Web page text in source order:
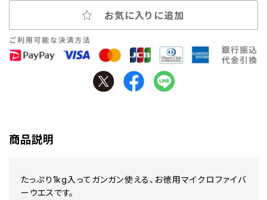
お気に入りに追加
商品説明
たっぷり1kg入ってガンガン使える、お徳用マイクロファイバ
ーウエスです。